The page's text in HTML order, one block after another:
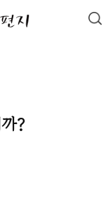
?